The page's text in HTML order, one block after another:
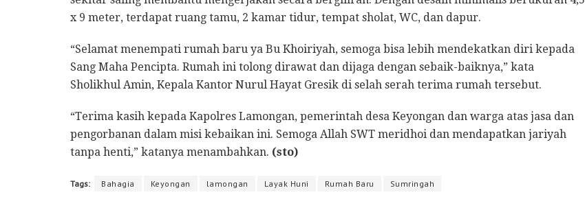
x 9 meter, terdapat ruang tamu, 2 kamar tidur, tempat sholat, WC, dan dapur.
“Selamat menempati rumah baru ya Bu Khoiriyah, semoga bisa lebih mendekatkan diri kepada
Sang Maha Pencipta. Rumah ini tolong dirawat dan dijaga dengan sebaik-baiknya,” kata
Sholikhul Amin, Kepala Kantor Nurul Hayat Gresik di selah serah terima rumah tersebut.
“Terima kasih kepada Kapolres Lamongan, pemerintah desa Keyongan dan warga atas jasa dan
pengorbanan dalam misi kebaikan ini. Semoga Allah SWT meridhoi dan mendapatkan jariyah
tanpa henti,” katanya menambahkan. (sto)
Tags: Bahagia Keyongan lamongan Layak Huni Rumah Baru Sumringah